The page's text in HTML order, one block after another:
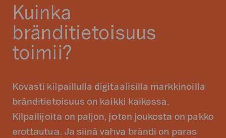
Kuinka
bränditietoisuus
toimii?
Kovasti kilpaillulla digitaalisilla markkinoilla
bränditietoisuus on kaikki kaikessa.
Kilpailijoita on paljon, joten joukosta on pakko
erottautua. Ja siinä vahva brändi on paras